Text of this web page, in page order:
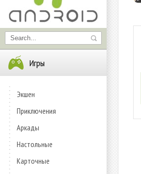
Игры
Экшен
Приключения
Аркады
Настольные
Карточные